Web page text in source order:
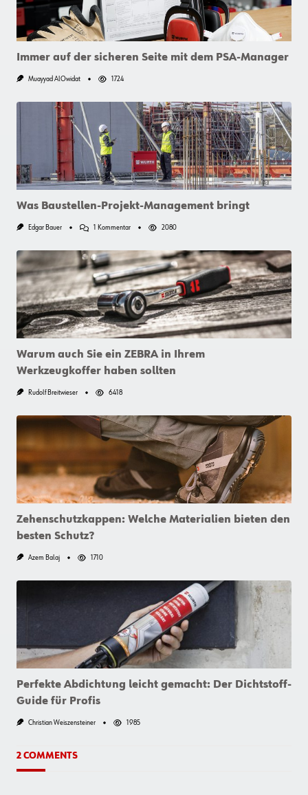
Immer auf der sicheren Seite mit dem PSA-Manager
Muayyad AlOwidat 1724
Was Baustellen-Projekt-Management bringt
Edgar Bauer 1 KommentarZu
Projekt-
Management
Bringt
2080
Warum auch Sie ein ZEBRA in Ihrem
Werkzeugkoffer haben sollten
Rudolf Breitwieser 6418
Zehenschutzkappen: Welche Materialien bieten den
besten Schutz?
Azem Balaj 1710
Perfekte Abdichtung leicht gemacht: Der Dichtstoff-
Guide für Profis
Christian Weiszensteiner 1985
2 COMMENTS